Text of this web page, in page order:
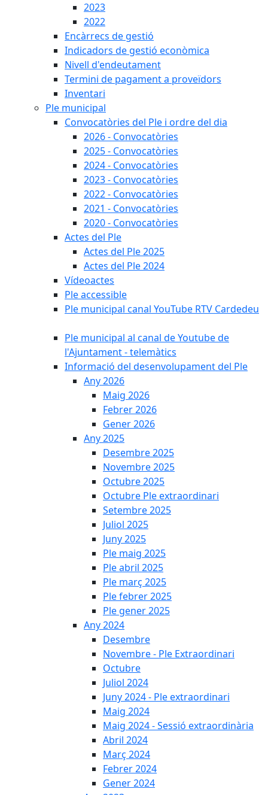
2023
2022
Encàrrecs de gestió
Indicadors de gestió econòmica
Nivell d'endeutament
Termini de pagament a proveïdors
Inventari
Ple municipal
Convocatòries del Ple i ordre del dia
2026 - Convocatòries
2025 - Convocatòries
2024 - Convocatòries
2023 - Convocatòries
2022 - Convocatòries
2021 - Convocatòries
2020 - Convocatòries
Actes del Ple
Actes del Ple 2025
Actes del Ple 2024
Vídeoactes
Ple accessible
Ple municipal canal YouTube RTV Cardedeu
Ple municipal al canal de Youtube de
l'Ajuntament - telemàtics
Informació del desenvolupament del Ple
Any 2026
Maig 2026
Febrer 2026
Gener 2026
Any 2025
Desembre 2025
Novembre 2025
Octubre 2025
Octubre Ple extraordinari
Setembre 2025
Juliol 2025
Juny 2025
Ple maig 2025
Ple abril 2025
Ple març 2025
Ple febrer 2025
Ple gener 2025
Any 2024
Desembre
Novembre - Ple Extraordinari
Octubre
Juliol 2024
Juny 2024 - Ple extraordinari
Maig 2024
Maig 2024 - Sessió extraordinària
Abril 2024
Març 2024
Febrer 2024
Gener 2024